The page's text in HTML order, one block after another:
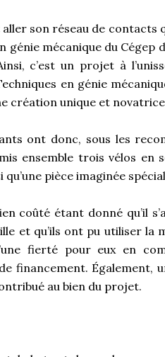
aller son réseau de contacts
génie mécanique du
c’est un projet à
en génie
création unique et
ont donc, sous les
ensemble trois vélos en
qu’une pièce imaginée
coûté étant donné qu’il
et qu’ils ont pu utiliser la
fierté pour eux en
financement. Également,
au bien du projet.